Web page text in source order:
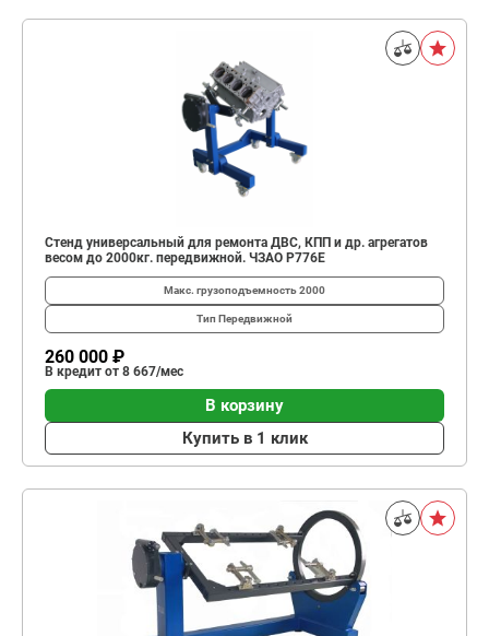
Стенд универсальный для ремонта ДВС, КПП и др. агрегатов
весом до 2000кг. передвижной. ЧЗАО Р776Е
Макс. грузоподъемность2000
Тип Передвижной
260 000 ₽
В кредит от 8 667/мес
В корзину
Купить в 1 клик